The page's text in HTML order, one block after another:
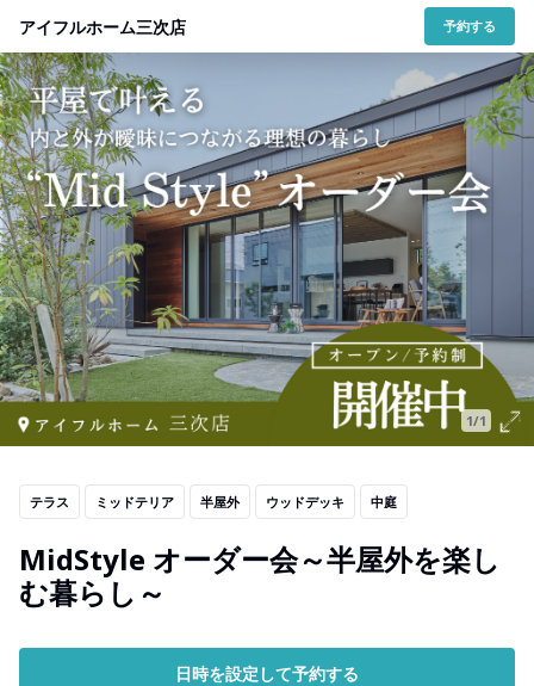
アイフルホーム三次店 予約する
1/1
テラス ミッドテリア 半屋外 ウッドデッキ 中庭
MidStyle オーダー会～半屋外を楽し
む暮らし～
日時を設定して予約する